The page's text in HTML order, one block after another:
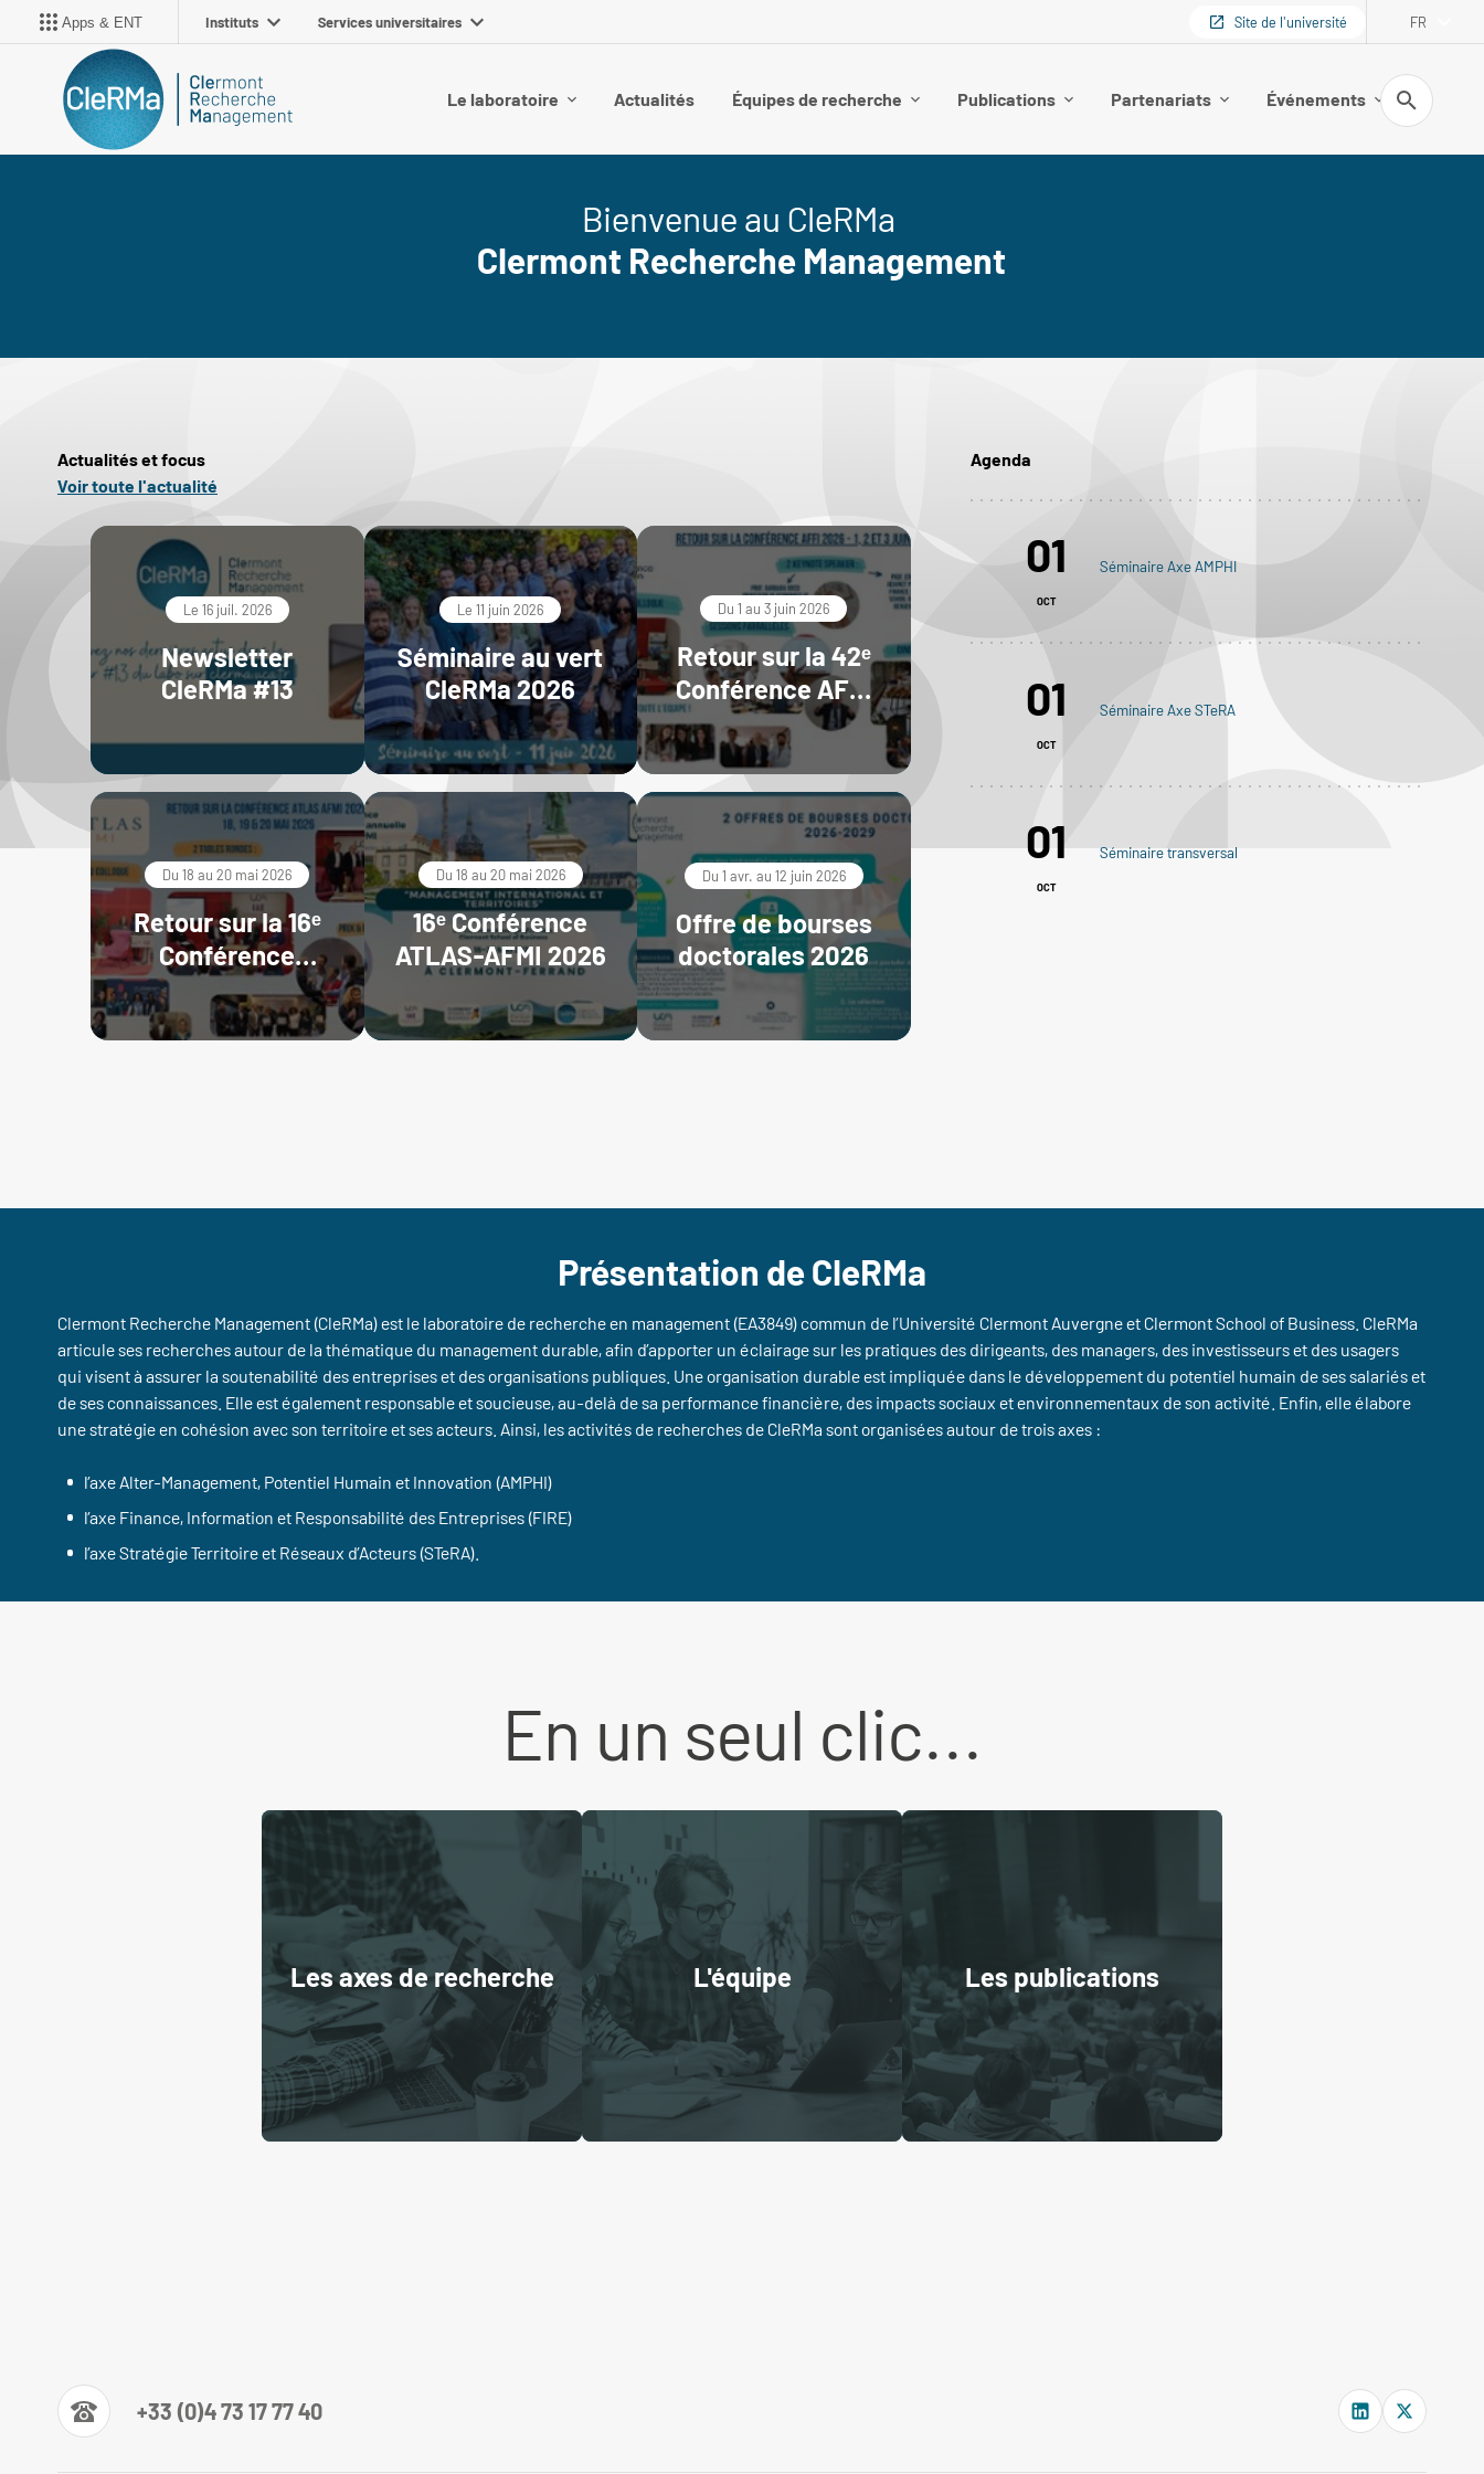
Apps & ENT Instituts Services universitaires Site de l'université FR
Le laboratoire Actualités Équipes de recherche Publications Partenariats Événements
Recherche
Bienvenue au CleRMa
Clermont Recherche Management
Actualités et focus
Voir toute l'actualité
Le 16 juil. 2026
Newsletter
CleRMa #13
Le 11 juin 2026
Séminaire au vert
CleRMa 2026
Du 1 au 3 juin 2026
Retour sur la 42ᵉ
Conférence AFFI
2026
Du 18 au 20 mai 2026
Retour sur la 16ᵉ
Conférence
ATLAS-AFMI 2026
Du 18 au 20 mai 2026
16ᵉ Conférence
ATLAS-AFMI 2026
Du 1 avr. au 12 juin 2026
Offre de bourses
doctorales 2026
Agenda
01
OCT
Séminaire Axe AMPHI
01
OCT
Séminaire Axe STeRA
01
OCT
Séminaire transversal
Présentation de CleRMa
Clermont Recherche Management (CleRMa) est le laboratoire de recherche en management (EA3849) commun de l’Université Clermont Auvergne et Clermont School of Business. CleRMa
articule ses recherches autour de la thématique du management durable, afin d’apporter un éclairage sur les pratiques des dirigeants, des managers, des investisseurs et des usagers
qui visent à assurer la soutenabilité des entreprises et des organisations publiques. Une organisation durable est impliquée dans le développement du potentiel humain de ses salariés et
de ses connaissances. Elle est également responsable et soucieuse, au-delà de sa performance financière, des impacts sociaux et environnementaux de son activité. Enfin, elle élabore
une stratégie en cohésion avec son territoire et ses acteurs. Ainsi, les activités de recherches de CleRMa sont organisées autour de trois axes :
l’axe Alter-Management, Potentiel Humain et Innovation (AMPHI)
l’axe Finance, Information et Responsabilité des Entreprises (FIRE)
l’axe Stratégie Territoire et Réseaux d’Acteurs (STeRA).
En un seul clic...
Les axes de recherche L'équipe Les publications
+33 (0)4 73 17 77 40